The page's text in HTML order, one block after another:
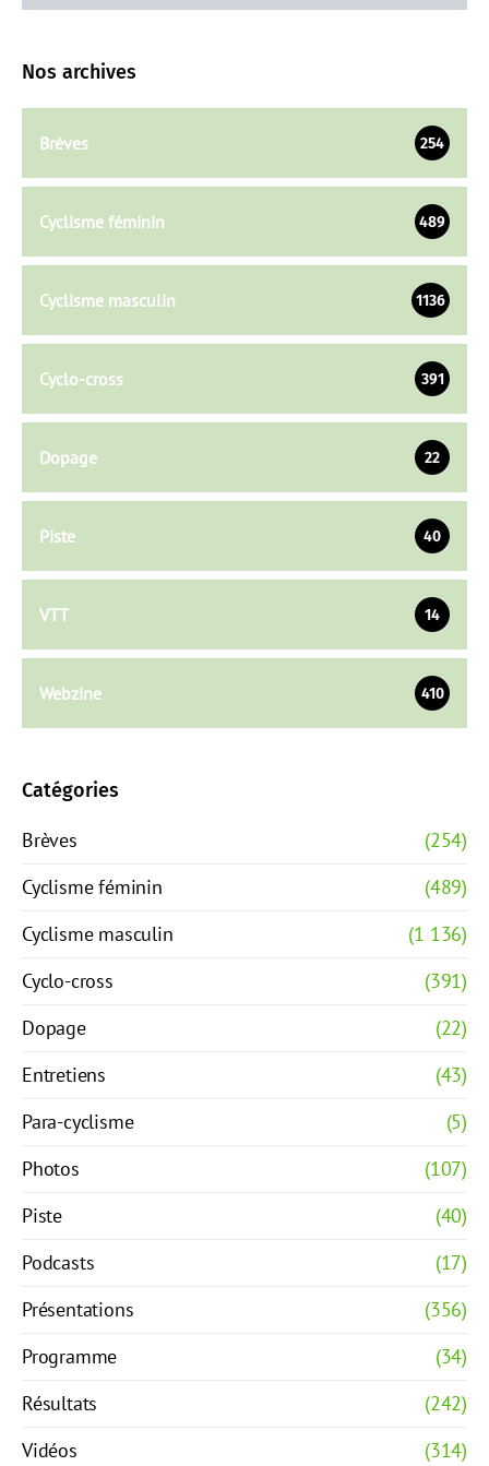
Nos archives
Brèves 254
Cyclisme féminin 489
Cyclisme masculin 1136
Cyclo-cross 391
Dopage 22
Piste 40
VTT 14
Webzine 410
Catégories
Brèves
(254)
Cyclisme féminin
(489)
Cyclisme masculin
(1 136)
Cyclo-cross
(391)
Dopage
(22)
Entretiens
(43)
Para-cyclisme
(5)
Photos
(107)
Piste
(40)
Podcasts
(17)
Présentations
(356)
Programme
(34)
Résultats
(242)
Vidéos
(314)